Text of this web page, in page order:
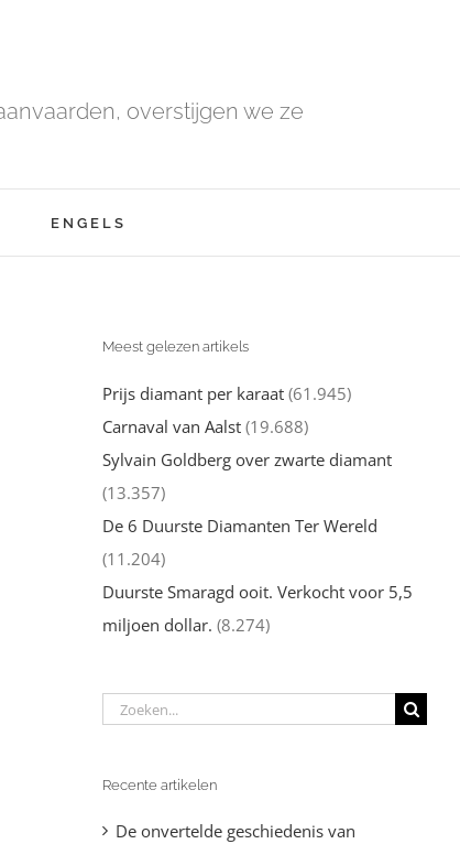
overstijgen we ze
ENGELS
Meest gelezen artikels
Prijs diamant per karaat (61.945)
Carnaval van Aalst (19.688)
Sylvain Goldberg over zwarte diamant
(13.357)
De 6 Duurste Diamanten Ter Wereld
(11.204)
Duurste Smaragd ooit. Verkocht voor 5,5
miljoen dollar. (8.274)
Zoeken
Recente artikelen
De onvertelde geschiedenis van